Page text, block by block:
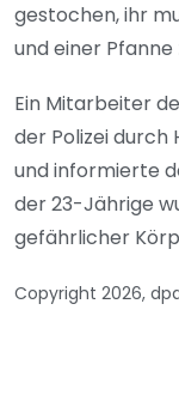
gestochen, ihr
und einer
Ein Mitarbeiter
der Polizei
und informierte
der 23-Jährige
gefährlicher
Copyright 2026,